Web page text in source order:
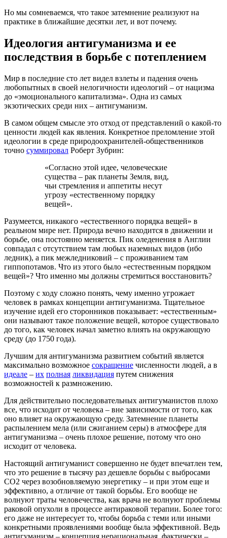
Но мы сомневаемся, что такое затемнение реализуют на
практике в ближайшие десятки лет, и вот почему.
Идеология антигуманизма и ее
последствия в борьбе с потеплением
Мир в последние сто лет видел взлеты и падения очень
любопытных в своей нелогичности идеологий – от нацизма
до «эмоционального капитализма». Одна из самых
экзотических среди них – антигуманизм.
В самом общем смысле это отход от представлений о какой-то
ценности людей как явления. Конкретное преломление этой
идеологии в среде природоохранителей-общественников
точно суммировал Роберт Зубрин:
«Согласно этой идее, человеческие
существа – рак планеты Земля, вид,
чьи стремления и аппетиты несут
угрозу «естественному порядку
вещей».
Разумеется, никакого «естественного порядка вещей» в
реальном мире нет. Природа вечно находится в движении и
борьбе, она постоянно меняется. Пик оледенения в Англии
совпадал с отсутствием там любых наземных видов (ибо
ледник), а пик межледниковий – с проживанием там
гиппопотамов. Что из этого было «естественным порядком
вещей»? Что именно мы должны стремиться восстановить?
Поэтому с ходу сложно понять, чему именно угрожает
человек в рамках концепции антигуманизма. Тщательное
изучение идей его сторонников показывает: «естественным»
они называют такое положение вещей, которое существовало
до того, как человек начал заметно влиять на окружающую
среду (до 1750 года).
Лучшим для антигуманизма развитием событий является
максимально возможное сокращение численности людей, а в
идеале – их полная ликвидация путем снижения
возможностей к размножению.
Для действительно последовательных антигуманистов плохо
все, что исходит от человека – вне зависимости от того, как
оно влияет на окружающую среду. Затемнение планеты
распылением мела (или сжиганием серы) в атмосфере для
антигуманизма – очень плохое решение, потому что оно
исходит от человека.
Настоящий антигуманист совершенно не будет впечатлен тем,
что это решение в тысячу раз дешевле борьбы с выбросами
СО2 через возобновляемую энергетику – и при этом еще и
эффективно, а отличие от такой борьбы. Его вообще не
волнуют траты человечества, как врача не волнуют проблемы
раковой опухоли в процессе антираковой терапии. Более того:
его даже не интересует то, чтобы борьба с теми или иными
конкретными проявлениями вообще была эффективной. Ведь
антигуманизм – концепция нерациональная, фактически –